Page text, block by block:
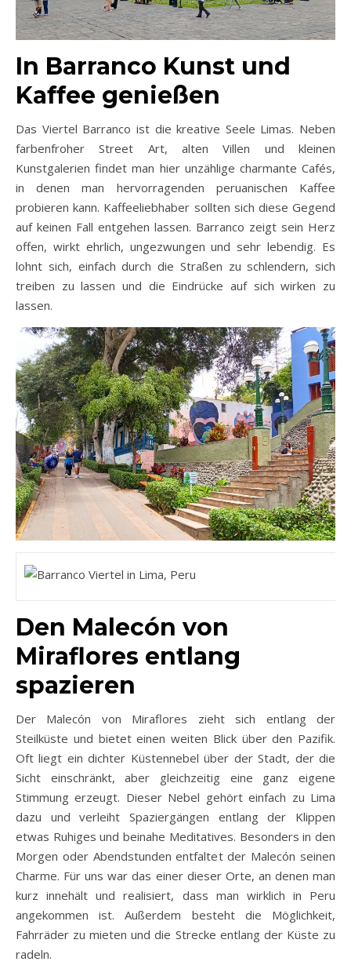
In Barranco Kunst und
Kaffee genießen
Das Viertel Barranco ist die kreative Seele Limas. Neben
farbenfroher Street Art, alten Villen und kleinen
Kunstgalerien findet man hier unzählige charmante Cafés,
in denen man hervorragenden peruanischen Kaffee
probieren kann. Kaffeeliebhaber sollten sich diese Gegend
auf keinen Fall entgehen lassen. Barranco zeigt sein Herz
offen, wirkt ehrlich, ungezwungen und sehr lebendig. Es
lohnt sich, einfach durch die Straßen zu schlendern, sich
treiben zu lassen und die Eindrücke auf sich wirken zu
lassen.
Den Malecón von
Miraflores entlang
spazieren
Der Malecón von Miraflores zieht sich entlang der
Steilküste und bietet einen weiten Blick über den Pazifik.
Oft liegt ein dichter Küstennebel über der Stadt, der die
Sicht einschränkt, aber gleichzeitig eine ganz eigene
Stimmung erzeugt. Dieser Nebel gehört einfach zu Lima
dazu und verleiht Spaziergängen entlang der Klippen
etwas Ruhiges und beinahe Meditatives. Besonders in den
Morgen oder Abendstunden entfaltet der Malecón seinen
Charme. Für uns war das einer dieser Orte, an denen man
kurz innehält und realisiert, dass man wirklich in Peru
angekommen ist. Außerdem besteht die Möglichkeit,
Fahrräder zu mieten und die Strecke entlang der Küste zu
radeln.